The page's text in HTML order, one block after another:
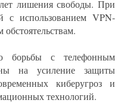
лишения свободы. При
с использованием VPN-
борьбы с телефонным
на усиление защиты
киберугроз и
технологий.